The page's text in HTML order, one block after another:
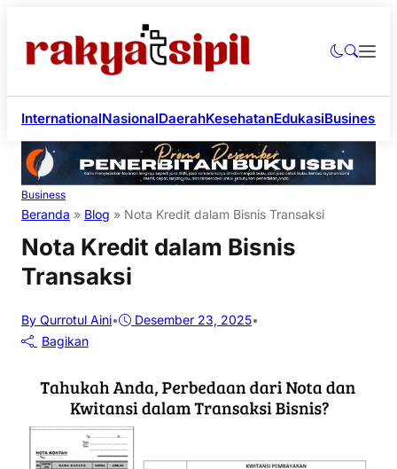
InternationalNasionalDaerahKesehatanEdukasiBusiness
Business
Beranda » Blog » Nota Kredit dalam Bisnis Transaksi
Nota Kredit dalam Bisnis
Transaksi
By Qurrotul Aini• Desember 23, 2025•
Bagikan